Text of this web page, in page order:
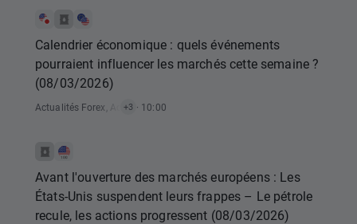
Calendrier économique : quels événements
pourraient influencer les marchés cette semaine ?
(08/03/2026)
Actualités Forex Actualités Matières Premières
+3 · 10:00
Avant l'ouverture des marchés européens : Les
États-Unis suspendent leurs frappes – Le pétrole
recule, les actions progressent (08/03/2026)